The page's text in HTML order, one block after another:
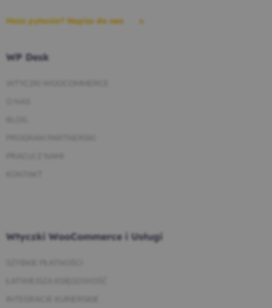
Masz pytania? Napisz do nas
WP Desk
Wtyczki WooCommerce i Usługi